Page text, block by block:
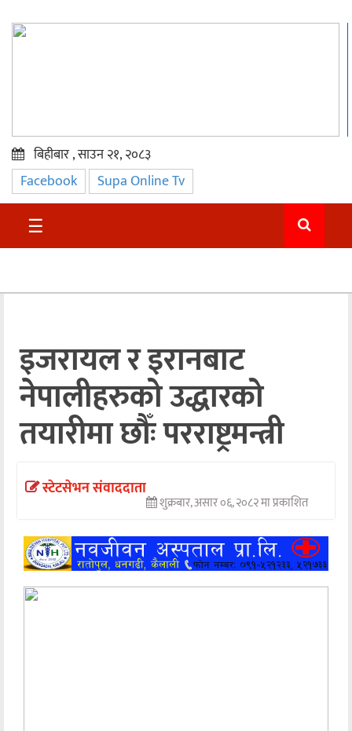
प्रमुख
समाचार
सुदुर
अन्तराष्ट्रिय
अन्तर्वार्ता
अर्थ
खेलकुद
मनोरञ्जन
बिहीबार , साउन २१, २०८३
Facebook Supa Online Tv
☰
इजरायल र इरानबाट
नेपालीहरुको उद्धारको
तयारीमा छौँः परराष्ट्रमन्त्री
स्टेटसेभन संवाददाता
शुक्रबार, असार ०६, २०८२ मा प्रकाशित